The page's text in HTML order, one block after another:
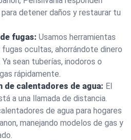
detener daños y restaurar tu
fugas: Usamos herramientas
ocultas, ahorrándote dinero
sean tuberías, inodoros o
rápidamente.
de calentadores de agua: El
a una llamada de distancia.
de agua para hogares
manejando modelos de gas y